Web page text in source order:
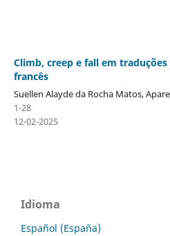
Climb, creep e fall em
francês
Suellen Alayde da Rocha Matos,
1-28
12-02-2025
Idioma
Español (España)